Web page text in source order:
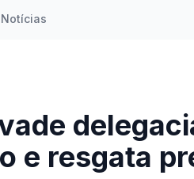
Notícias
e resgata